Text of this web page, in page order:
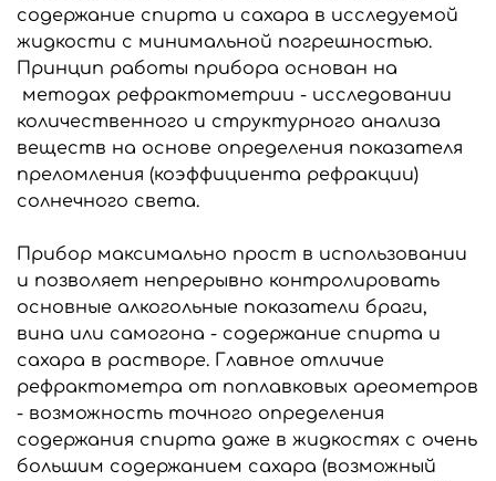
содержание спирта и сахара в исследуемой
жидкости с минимальной погрешностью.
Принцип работы прибора основан на
методах рефрактометрии - исследовании
количественного и структурного анализа
веществ на основе определения показателя
преломления (коэффициента рефракции)
солнечного света.
Прибор максимально прост в использовании
и позволяет непрерывно контролировать
основные алкогольные показатели браги,
вина или самогона - содержание спирта и
сахара в растворе. Главное отличие
рефрактометра от поплавковых ареометров
- возможность точного определения
содержания спирта даже в жидкостях с очень
большим содержанием сахара (возможный